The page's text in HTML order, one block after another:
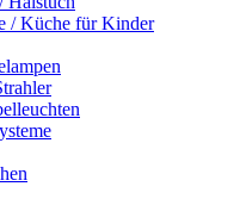
/ Küche für Kinder